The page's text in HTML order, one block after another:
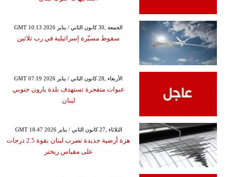
GMT 10:13 2026 الجمعة ,30 كانون الثاني / يناير
سقوط مسيّرة إسرائيلية في رب ثلاثين
GMT 07:19 2026 الأربعاء ,28 كانون الثاني / يناير
عبوات متفجرة تستهدف بلدة يارون جنوبي
لبنان
GMT 18:47 2026 الثلاثاء ,27 كانون الثاني / يناير
هزة أرضية جديدة تضرب لبنان بقوة 2.5 درجات
على مقياس ريختر